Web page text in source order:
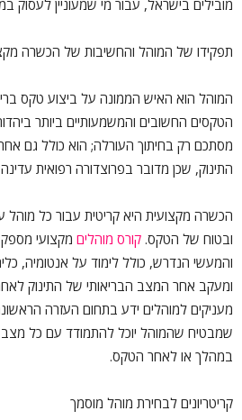
מובילים בישראל, עבור מי שמעוניין לעסוק
תפקידו של המוהל והחשיבות של הכשרה
המוהל הוא האיש הממונה על ביצוע טקס
הטקסים החשובים והמשמעותיים ביותר
מסתכם רק בחיתוך העורלה; הוא כולל גם
התינוק, שכן מדובר בפרוצדורה רפואית
הכשרה מקצועית היא קריטית עבור כל מוהל
ובטוח של הטקס. קורס מוהלים מקצועי
והמעשי הנדרש, כולל לימוד על אנטומיה, כלים
ומעקב אחר המצב הבריאותי של התינוק
מעניקים למוהלים ידע בתחום העזרה
שמבטיח שהמוהל יוכל להתמודד עם כל מצב
במהלך או לאחר הטקס.
קריטריונים לבחירת מוהל מוסמך